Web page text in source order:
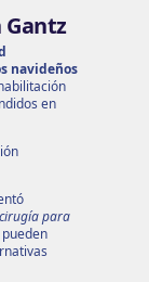
navideños
en
para